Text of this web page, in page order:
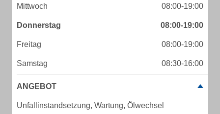
Mittwoch 08:00-19:00
Donnerstag 08:00-19:00
Freitag 08:00-19:00
Samstag 08:30-16:00
ANGEBOT
Unfallinstandsetzung, Wartung, Ölwechsel